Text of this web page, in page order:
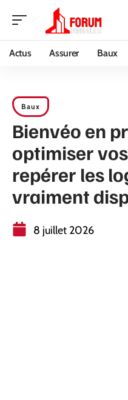
Actus Assurer Baux
Baux
Bienvéo en
optimiser
repérer les
vraiment
8 juillet 2026